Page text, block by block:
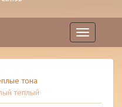
Toggle
navigation
тона
теплый